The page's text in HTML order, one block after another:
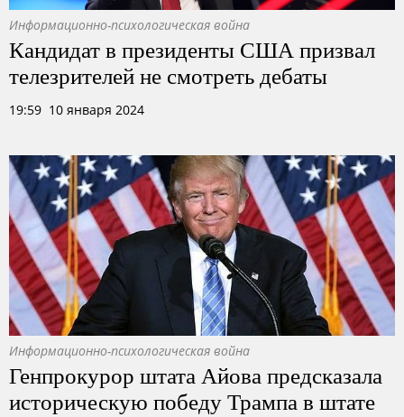
Информационно-психологическая война
Кандидат в президенты США призвал
телезрителей не смотреть дебаты
19:59 10 января 2024
Информационно-психологическая война
Генпрокурор штата Айова предсказала
историческую победу Трампа в штате